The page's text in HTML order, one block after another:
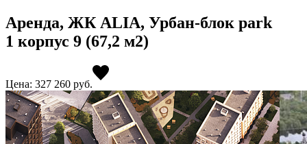
Аренда, ЖК ALIA, Урбан-блок park
1 корпус 9 (67,2 м2)
Цена: 327 260 руб.